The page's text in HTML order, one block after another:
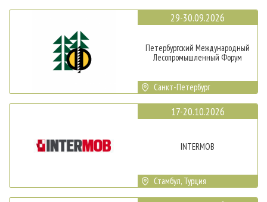
29-30.09.2026
Петербургский Международный
Лесопромышленный Форум
Санкт-Петербург
17-20.10.2026
INTERMOB
Стамбул, Турция